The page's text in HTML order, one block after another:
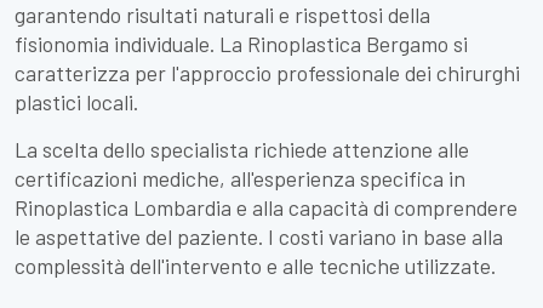
garantendo risultati naturali e rispettosi della
fisionomia individuale. La Rinoplastica Bergamo si
caratterizza per l'approccio professionale dei chirurghi
plastici locali.
La scelta dello specialista richiede attenzione alle
certificazioni mediche, all'esperienza specifica in
Rinoplastica Lombardia e alla capacità di comprendere
le aspettative del paziente. I costi variano in base alla
complessità dell'intervento e alle tecniche utilizzate.